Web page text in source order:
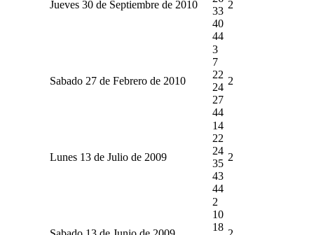
Jueves 30 de Septiembre de 2010
33
40
44
2
Sabado 27 de Febrero de 2010
3
7
22
24
27
44
2
Lunes 13 de Julio de 2009
14
22
24
35
43
44
2
2
10
18